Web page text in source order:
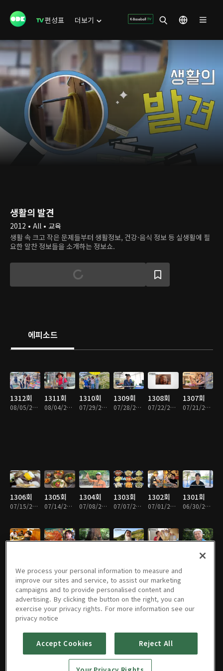
편성표 더보기
생활의 발견
2012 • All • 교육
생활 속 크고 작은 문제들부터 생활정보, 건강·음식 정보 등 실생활에 필
요한 알찬 정보들을 소개하는 정보쇼.
에피소드
1312회
08/05/2026 • 48분
1311회
08/04/2026 • 49분
1310회
07/29/2026 • 49분
1309회
07/28/2026 • 49분
1308회
07/22/2026 • 49분
1307회
07/21/2026 • 49분
1306회
07/15/2026 • 49분
1305회
07/14/2026 • 49분
1304회
07/08/2026 • 49분
1303회
07/07/2026 • 49분
1302회
07/01/2026 • 49분
1301회
06/30/2026 • 49분
1295회
1294회
06/03/2026 • 49분
1293회 1292회 1291회 1290회 1289회
We process your personal information to measure and
improve our sites and service, to assist our marketing
campaigns and to provide personalised content and
advertising. By clicking the button on the right, you can
exercise your privacy rights. For more information see our
privacy notice
Accept Cookies Reject All